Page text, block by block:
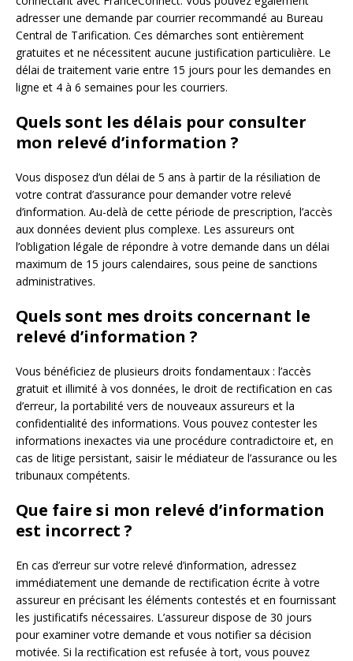
adresser une demande par courrier recommandé au Bureau
Central de Tarification. Ces démarches sont entièrement
gratuites et ne nécessitent aucune justification particulière. Le
délai de traitement varie entre 15 jours pour les demandes en
ligne et 4 à 6 semaines pour les courriers.
Quels sont les délais pour consulter
mon relevé d’information ?
Vous disposez d’un délai de 5 ans à partir de la résiliation de
votre contrat d’assurance pour demander votre relevé
d’information. Au-delà de cette période de prescription, l’accès
aux données devient plus complexe. Les assureurs ont
l’obligation légale de répondre à votre demande dans un délai
maximum de 15 jours calendaires, sous peine de sanctions
administratives.
Quels sont mes droits concernant le
relevé d’information ?
Vous bénéficiez de plusieurs droits fondamentaux : l’accès
gratuit et illimité à vos données, le droit de rectification en cas
d’erreur, la portabilité vers de nouveaux assureurs et la
confidentialité des informations. Vous pouvez contester les
informations inexactes via une procédure contradictoire et, en
cas de litige persistant, saisir le médiateur de l’assurance ou les
tribunaux compétents.
Que faire si mon relevé d’information
est incorrect ?
En cas d’erreur sur votre relevé d’information, adressez
immédiatement une demande de rectification écrite à votre
assureur en précisant les éléments contestés et en fournissant
les justificatifs nécessaires. L’assureur dispose de 30 jours
pour examiner votre demande et vous notifier sa décision
motivée. Si la rectification est refusée à tort, vous pouvez